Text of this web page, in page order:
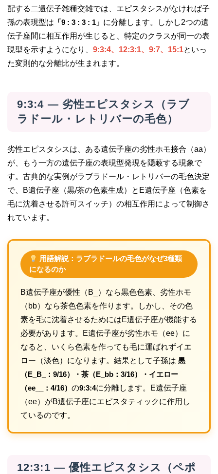
配する二遺伝子雑種交雑では、エピスタシスがなければ子
孫の表現型は 「9 : 3 : 3 : 1」 に分離します。しかし2つの遺
伝子座間に相互作用が生じると、特定のクラスが同一の表
現型を示すようになり、 9:3:4、12:3:1、9:7、15:1といっ
た変則的な分離比が生まれます。
9:3:4 — 劣性エピスタシス（ラブ
ラドール・レトリバーの毛色）
劣性エピスタシスは、ある遺伝子座の劣性ホモ接合（aa）
が、もう一方の遺伝子座の表現型発現を隠蔽する現象で
す。古典的な実例がラブラドール・レトリバーの毛色決定
で、B遺伝子座（黒/茶の色素生成）とE遺伝子座（色素を
毛に沈着させる許可スイッチ）の相互作用によって制御さ
れています。
用語解説：ラブラドールの毛色がなぜ3種類
になるのか
B遺伝子座が優性（B_）なら黒色色素、劣性ホモ
（bb）なら茶色色素を作ります。しかし、その色
素を毛に沈着させるためにはE遺伝子座が機能する
必要があります。E遺伝子座が劣性ホモ（ee）に
なると、いくら色素を作っても毛に運ばれずイエ
ロー（淡色）になります。結果として子孫は 黒
（E_B_：9/16）・茶（E_bb：3/16）・イエロー
（ee__：4/16） の9:3:4に分離します。E遺伝子座
（ee）がB遺伝子座にエピスタティックに作用し
ているのです。
12:3:1 — 優性エピスタシス（ペポ